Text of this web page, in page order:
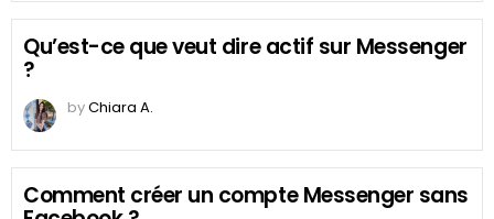
Qu’est-ce que veut dire actif sur Messenger
?
byChiara A.
Comment créer un compte Messenger sans